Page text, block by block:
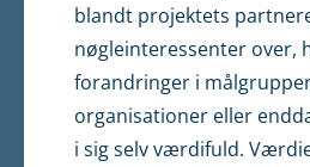
blandt projektets
nøgleinteressenter over,
forandringer i
organisationer eller
i sig selv værdifuld.